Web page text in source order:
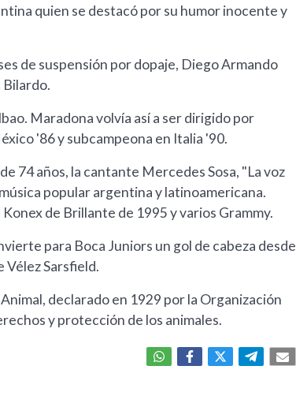
quien se destacó por su humor inocente y
de suspensión por dopaje, Diego Armando
Bilardo.
Maradona volvía así a ser dirigido por
'86 y subcampeona en Italia '90.
74 años, la cantante Mercedes Sosa, "La voz
popular argentina y latinoamericana.
de Brillante de 1995 y varios Grammy.
para Boca Juniors un gol de cabeza desde
Vélez Sarsfield.
declarado en 1929 por la Organización
y protección de los animales.